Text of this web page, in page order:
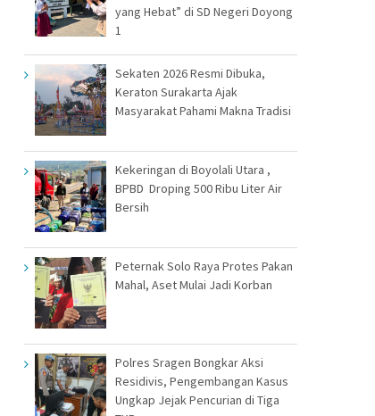
yang Hebat” di SD Negeri Doyong
1
Sekaten 2026 Resmi Dibuka,
Keraton Surakarta Ajak
Masyarakat Pahami Makna Tradisi
Kekeringan di Boyolali Utara ,
BPBD Droping 500 Ribu Liter Air
Bersih
Peternak Solo Raya Protes Pakan
Mahal, Aset Mulai Jadi Korban
Polres Sragen Bongkar Aksi
Residivis, Pengembangan Kasus
Ungkap Jejak Pencurian di Tiga